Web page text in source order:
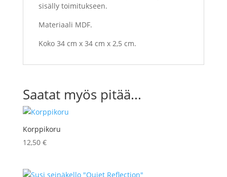
sisälly toimitukseen.
Materiaali MDF.
Koko 34 cm x 34 cm x 2,5 cm.
Saatat myös pitää...
Korppikoru
12,50 €